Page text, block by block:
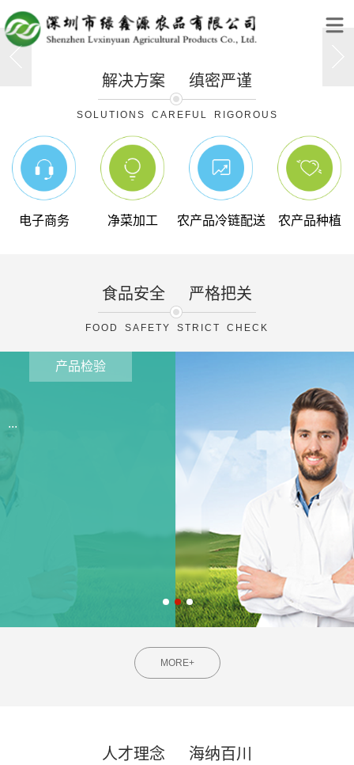
解决方案 缜密严谨
SOLUTIONS CAREFUL RIGOROUS
电子商务 净菜加工 农产品冷链配送 农产品种植
食品安全 严格把关
FOOD SAFETY STRICT CHECK
产品检验
...
MORE+
人才理念 海纳百川